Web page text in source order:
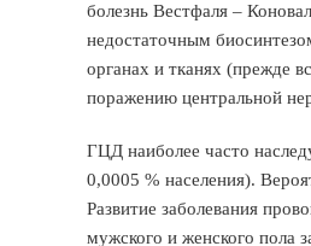
болезнь Вестфаля –
недостаточным
органах и тканях (прежде
поражению центральной
ГЦД наиболее часто
0,0005 % населения).
Развитие заболевания
мужского и женского пола